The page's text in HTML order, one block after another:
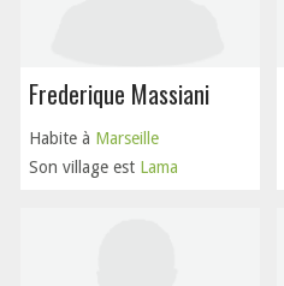
Frederique Massiani
Habite à Marseille
Son village est Lama